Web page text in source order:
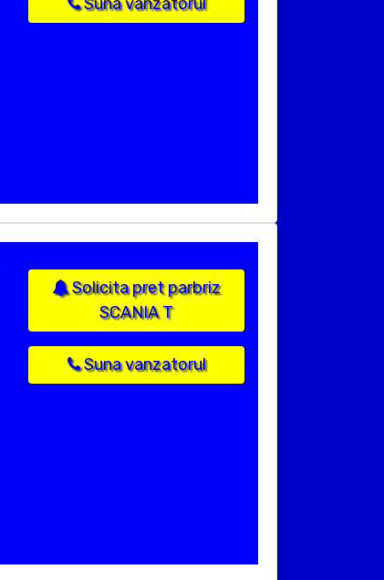
Solicita pret parbriz
SCANIA T
Suna vanzatorul